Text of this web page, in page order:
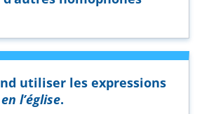
utiliser les expressions
en l’église.